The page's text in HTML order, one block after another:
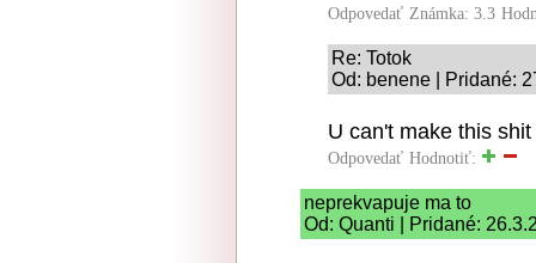
Odpovedať Známka: 3.3
Re: Totok
Od: benene | Pridané:
U can't make this shit
Odpovedať Hodnotiť:
neprekvapuje ma to
Od: Quanti | Pridané: